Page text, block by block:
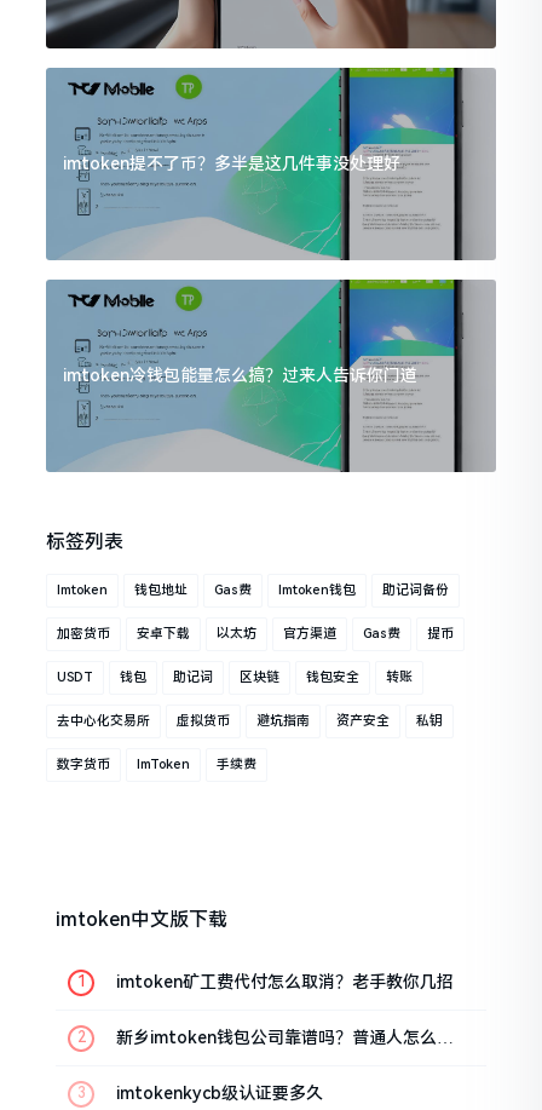
imtoken提不了币？多半是这几件事没处理好
imtoken冷钱包能量怎么搞？过来人告诉你门道
标签列表
Imtoken 钱包地址 Gas费 Imtoken钱包 助记词备份
加密货币 安卓下载 以太坊 官方渠道 Gas费 提币
USDT 钱包 助记词 区块链 钱包安全 转账
去中心化交易所 虚拟货币 避坑指南 资产安全 私钥
数字货币 ImToken 手续费
imtoken中文版下载
imtoken矿工费代付怎么取消？老手教你几招
新乡imtoken钱包公司靠谱吗？普通人怎么避
imtokenkycb级认证要多久